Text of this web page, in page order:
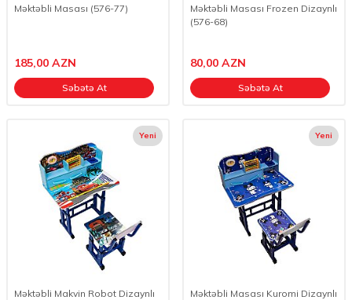
Məktəbli Masası (576-77)
185,00 AZN
Səbətə At
Məktəbli Masası Frozen Dizaynlı
(576-68)
80,00 AZN
Səbətə At
Yeni
Məktəbli Makvin Robot Dizaynlı
Yeni
Məktəbli Masası Kuromi Dizaynlı